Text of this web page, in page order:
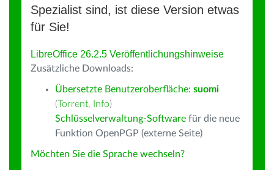
Spezialist sind, ist diese Version etwas
für Sie!
LibreOffice 26.2.5 Veröffentlichungshinweise
Zusätzliche Downloads:
Übersetzte Benutzeroberfläche: suomi
(Torrent, Info)
Schlüsselverwaltung-Software für die neue
Funktion OpenPGP (externe Seite)
Möchten Sie die Sprache wechseln?